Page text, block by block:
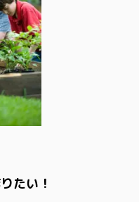
たい！